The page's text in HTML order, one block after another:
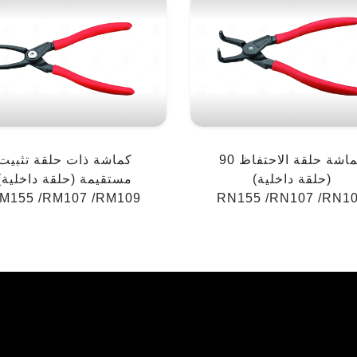
كماشة ذات حلقة
مستقيمة (حلقة
/RM107 /RM109
كماشة حلقة الاحتفاظ 90
(حلقة داخلية)
RN155 /RN107 /